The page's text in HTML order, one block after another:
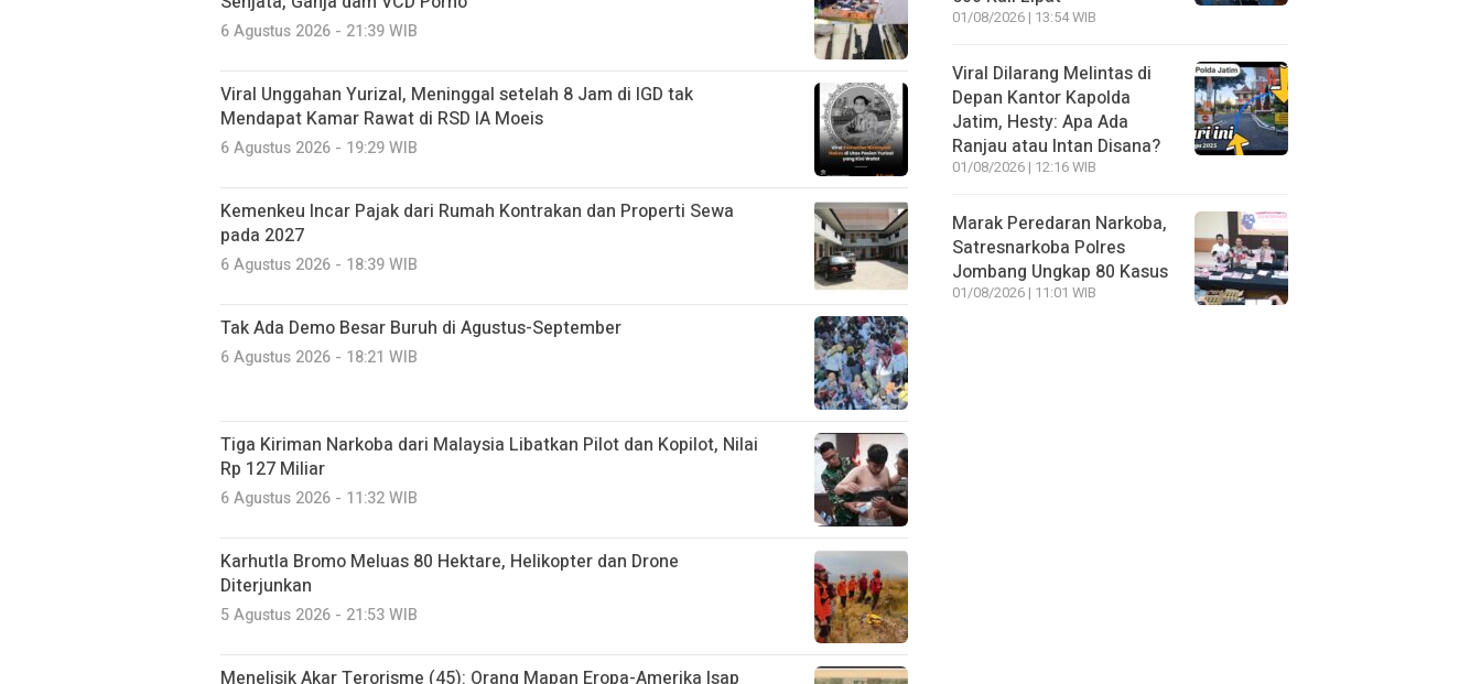
6 Agustus 2026 - 21:39 WIB
Viral Unggahan Yurizal, Meninggal setelah 8 Jam di IGD tak
Mendapat Kamar Rawat di RSD IA Moeis
6 Agustus 2026 - 19:29 WIB
Kemenkeu Incar Pajak dari Rumah Kontrakan dan Properti Sewa
pada 2027
6 Agustus 2026 - 18:39 WIB
Tak Ada Demo Besar Buruh di Agustus-September
6 Agustus 2026 - 18:21 WIB
Tiga Kiriman Narkoba dari Malaysia Libatkan Pilot dan Kopilot, Nilai
Rp 127 Miliar
6 Agustus 2026 - 11:32 WIB
Karhutla Bromo Meluas 80 Hektare, Helikopter dan Drone
Diterjunkan
5 Agustus 2026 - 21:53 WIB
Menelisik Akar Terorisme (45): Orang Mapan Eropa-Amerika Isap
01/08/2026 | 13:54 WIB
Viral Dilarang Melintas di
Depan Kantor Kapolda
Jatim, Hesty: Apa Ada
Ranjau atau Intan Disana?
01/08/2026 | 12:16 WIB
Marak Peredaran Narkoba,
Satresnarkoba Polres
Jombang Ungkap 80 Kasus
01/08/2026 | 11:01 WIB